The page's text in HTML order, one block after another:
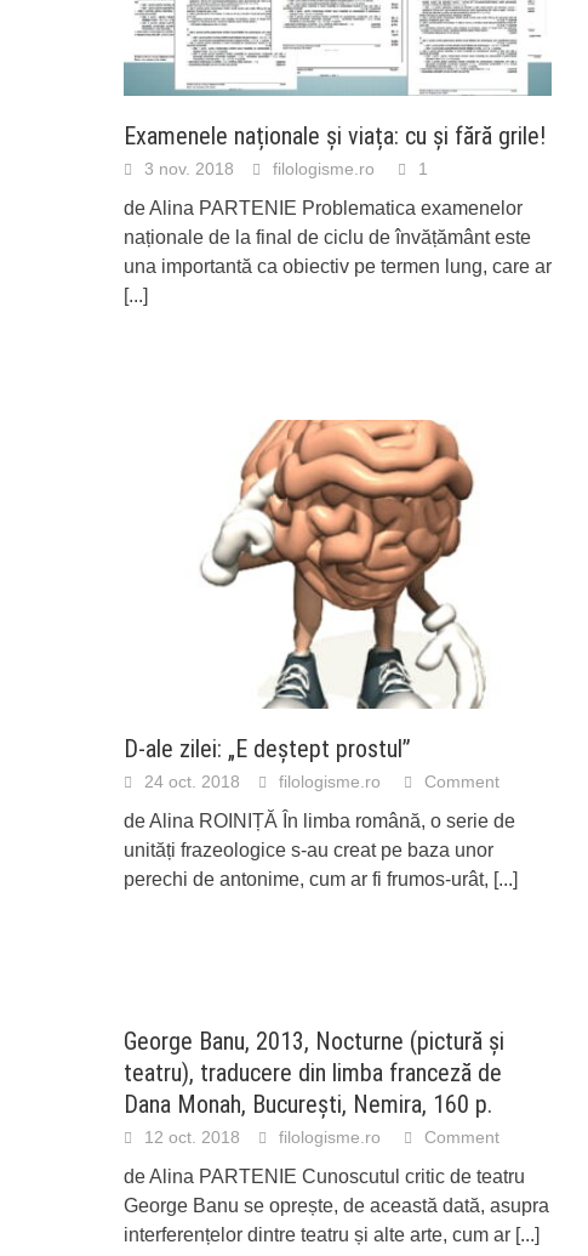
Examenele naționale și viața: cu și fără grile!
3 nov. 2018 filologisme.ro 1
de Alina PARTENIE Problematica examenelor
naționale de la final de ciclu de învățământ este
una importantă ca obiectiv pe termen lung, care ar
[...]
D-ale zilei: „E deștept prostul”
24 oct. 2018 filologisme.ro Comment
de Alina ROINIȚĂ În limba română, o serie de
unități frazeologice s-au creat pe baza unor
perechi de antonime, cum ar fi frumos-urât, [...]
George Banu, 2013, Nocturne (pictură și
teatru), traducere din limba franceză de
Dana Monah, București, Nemira, 160 p.
12 oct. 2018 filologisme.ro Comment
de Alina PARTENIE Cunoscutul critic de teatru
George Banu se oprește, de această dată, asupra
interferențelor dintre teatru și alte arte, cum ar [...]